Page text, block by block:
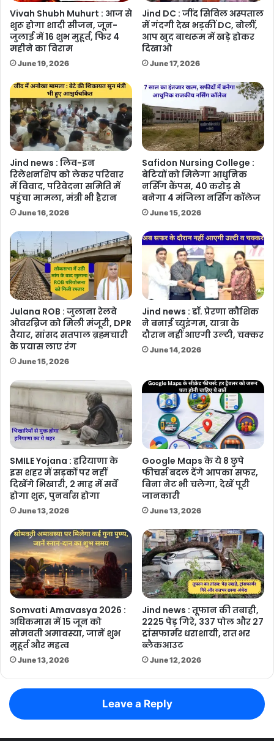
Vivah Shubh Muhurt : आज से
शुरू होगा शादी सीजन, जून-
जुलाई में 16 शुभ मुहूर्त, फिर 4
महीने का विराम
June 19, 2026
Jind DC : जींद सिविल अस्पताल
में गंदगी देख भड़कीं DC, बोलीं,
आप खुद बाथरूम में खड़े होकर
दिखाओ
June 17, 2026
Jind news : लिव-इन
रिलेशनशिप को लेकर परिवार
में विवाद, परिवेदना समिति में
पहुंचा मामला, मंत्री भी हैरान
June 16, 2026
Safidon Nursing College :
बेटियों को मिलेगा आधुनिक
नर्सिंग कैंपस, 40 करोड़ से
बनेगा 4 मंजिला नर्सिंग कॉलेज
June 15, 2026
Julana ROB : जुलाना रेलवे
ओवरब्रिज को मिली मंजूरी, DPR
तैयार, सांसद सतपाल ब्रह्मचारी
के प्रयास लाए रंग
June 15, 2026
Jind news : डॉ. प्रेरणा कौशिक
ने बनाई च्युइंगम, यात्रा के
दौरान नहीं आएगी उल्टी, चक्कर
June 14, 2026
SMILE Yojana : हरियाणा के
इस शहर में सड़कों पर नहीं
दिखेंगे भिखारी, 2 माह में सर्वे
होगा शुरू, पुनर्वास होगा
June 13, 2026
Google Maps के ये 8 छुपे
फीचर्स बदल देंगे आपका सफर,
बिना नेट भी चलेगा, देखें पूरी
जानकारी
June 13, 2026
Somvati Amavasya 2026 :
अधिकमास में 15 जून को
सोमवती अमावस्या, जानें शुभ
मुहूर्त और महत्व
June 13, 2026
Jind news : तूफान की तबाही,
2225 पेड़ गिरे, 337 पोल और 27
ट्रांसफार्मर धराशायी, रात भर
ब्लैकआउट
June 12, 2026
Leave a Reply